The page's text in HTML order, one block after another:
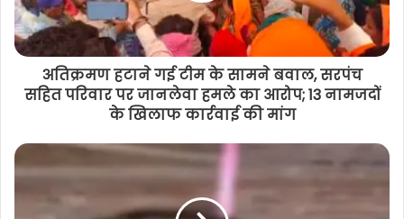
अतिक्रमण हटाने गई टीम के सामने बवाल, सरपंच
सहित परिवार पर जानलेवा हमले का आरोप; 13 नामजदों
के खिलाफ कार्रवाई की मांग